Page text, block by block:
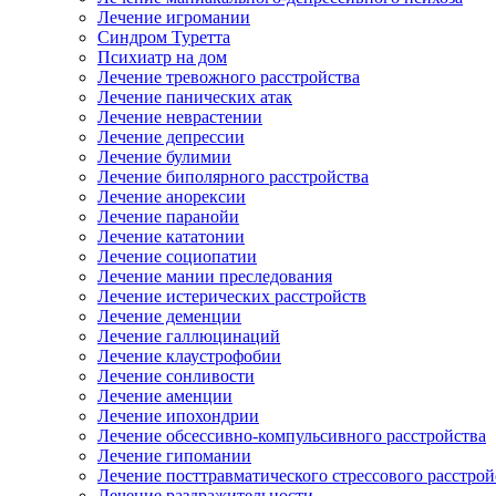
Лечение игромании
Синдром Туретта
Психиатр на дом
Лечение тревожного расстройства
Лечение панических атак
Лечение неврастении
Лечение депрессии
Лечение булимии
Лечение биполярного расстройства
Лечение анорексии
Лечение паранойи
Лечение кататонии
Лечение социопатии
Лечение мании преследования
Лечение истерических расстройств
Лечение деменции
Лечение галлюцинаций
Лечение клаустрофобии
Лечение сонливости
Лечение аменции
Лечение ипохондрии
Лечение обсессивно-компульсивного расстройства
Лечение гипомании
Лечение посттравматического стрессового